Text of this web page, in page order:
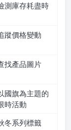
測庫存耗盡時
蹤價格變動
找產品圖片
國旗為主題的
時活動
冬系列標籤